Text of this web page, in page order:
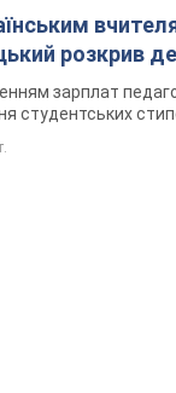
розкрив
зарплат
студентських